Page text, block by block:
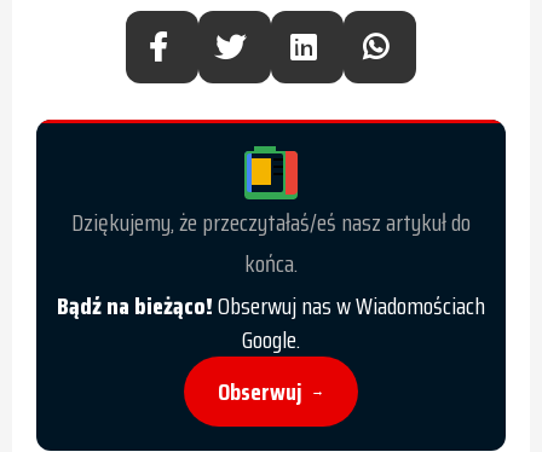
Dziękujemy, że przeczytałaś/eś nasz artykuł do
końca.
Bądź na bieżąco!Obserwuj nas w Wiadomościach
Google.
Obserwuj →